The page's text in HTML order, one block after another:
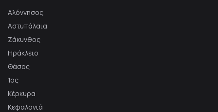
Αλόννησος
Αστυπάλαια
Ζάκυνθος
Ηράκλειο
Θάσος
Ίος
Κέρκυρα
Κεφαλονιά